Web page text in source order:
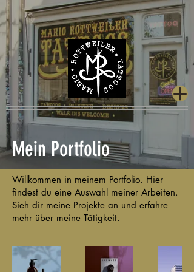
Mein Portfolio
Willkommen in meinem Portfolio. Hier
findest du eine Auswahl meiner Arbeiten.
Sieh dir meine Projekte an und erfahre
mehr über meine Tätigkeit.